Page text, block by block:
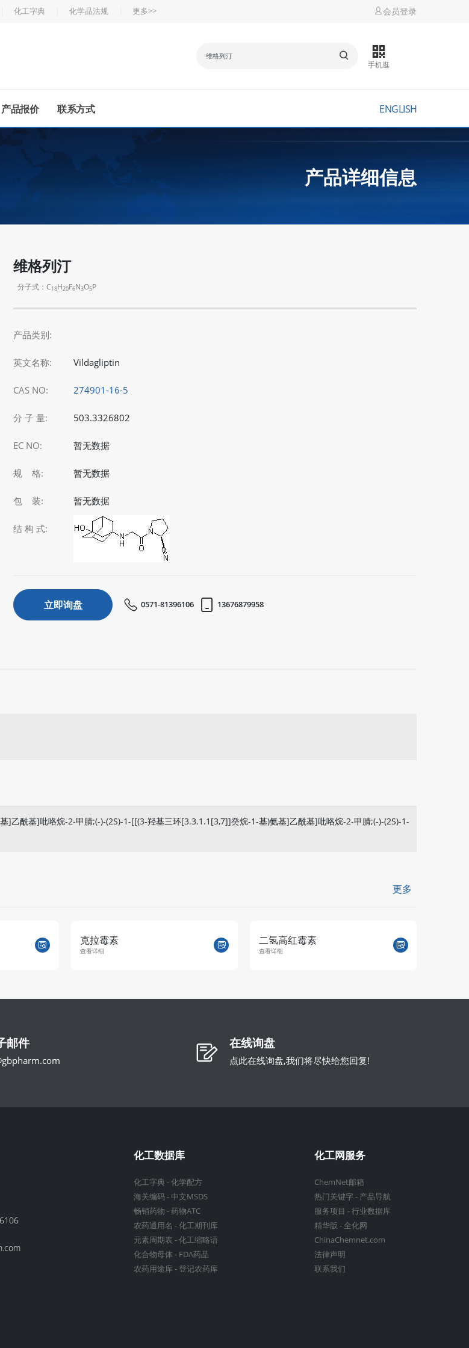
化工字典 化学品法规 更多>> 会员登录
手机逛
产品报价 联系方式 ENGLISH
产品详细信息
维格列汀
分子式：C18H20F6N3O5P
产品类别:
英文名称: Vildagliptin
CAS NO: 274901-16-5
分 子 量: 503.3326802
EC NO: 暂无数据
规 格: 暂无数据
包 装: 暂无数据
结 构 式:
立即询盘 0571-81396106 13676879958
]乙酰基]吡咯烷-2-甲腈;(-)-(2S)-1-[[(3-羟基三环[3.3.1.1[3,7]]癸烷-1-基)氨基]乙酰基]吡咯烷-2-甲腈;(-)-(2S)-1-
更多
克拉霉素
查看详细
二氢高红霉素
查看详细
邮件 在线询盘
点此在线询盘,我们将尽快给您回复!
化工数据库
化工字典 -化学配方
海关编码- 中文MSDS
畅销药物 -药物ATC
农药通用名 -化工期刊库
元素周期表 -化工缩略语
化合物母体 - FDA药品
农药用途库-登记农药库
化工网服务
ChemNet邮箱
热门关键字- 产品导航
服务项目 -行业数据库
精华版 -全化网
ChinaChemnet.com
法律声明
联系我们